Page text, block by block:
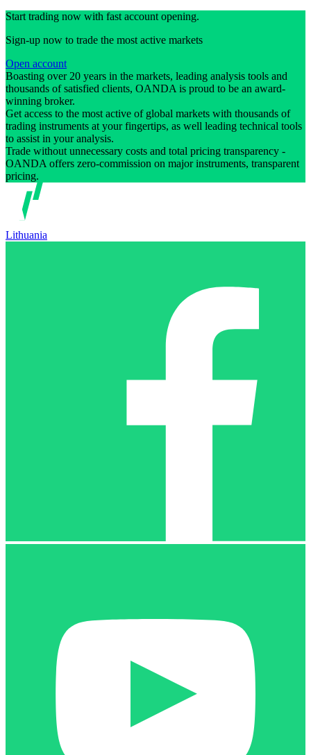
Start trading now with fast account opening.
Sign-up now to trade the most active markets
Open account
Boasting over 20 years in the markets, leading analysis tools and
thousands of satisfied clients, OANDA is proud to be an award-
winning broker.
Get access to the most active of global markets with thousands of
trading instruments at your fingertips, as well leading technical tools
to assist in your analysis.
Trade without unnecessary costs and total pricing transparency -
OANDA offers zero-commission on major instruments, transparent
pricing.
Lithuania